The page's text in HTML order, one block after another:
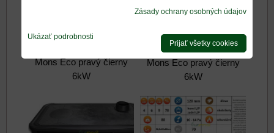
Mons Eco pravý čierny
6kW
TIMSISTEM Alma
Mons Eco pravý čierny
6kW
Zásady ochrany osobných údajov
Ukázať podrobnosti
Prijať všetky cookies